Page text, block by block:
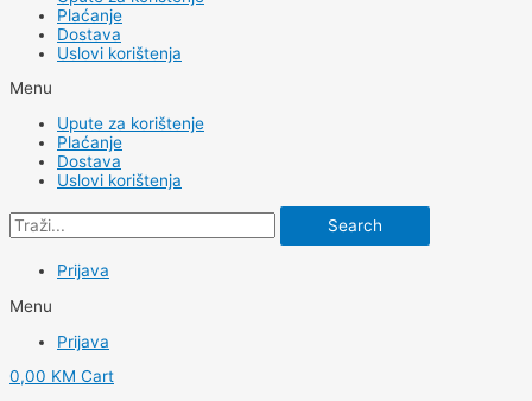
Plaćanje
Dostava
Uslovi korištenja
Menu
Upute za korištenje
Plaćanje
Dostava
Uslovi korištenja
Search
Prijava
Menu
Prijava
0,00 KM Cart